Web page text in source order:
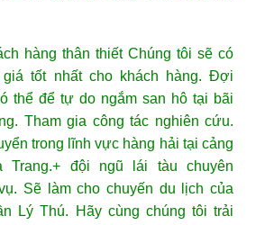
hàng thân thiết Chúng tôi sẽ có
tốt nhất cho khách hàng. Đợi
thể để tự do ngắm san hô tại bãi
Tham gia công tác nghiên cứu.
trong lĩnh vực hàng hải tại cảng
Trang.+ đội ngũ lái tàu chuyên
Sẽ làm cho chuyến du lịch của
Lý Thú. Hãy cùng chúng tôi trải